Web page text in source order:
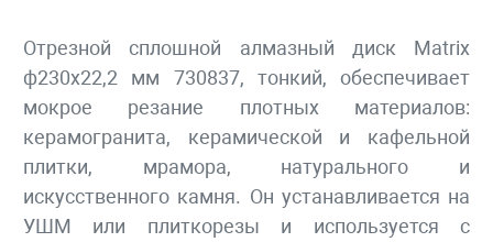
Отрезной сплошной алмазный диск Matrix
ф230х22,2 мм 730837, тонкий, обеспечивает
мокрое резание плотных материалов:
керамогранита, керамической и кафельной
плитки, мрамора, натурального и
искусственного камня. Он устанавливается на
УШМ или плиткорезы и используется с